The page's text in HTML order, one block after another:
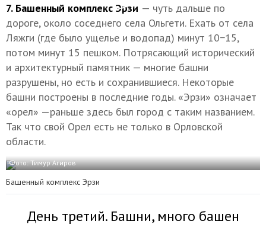
7. Башенный комплекс Эрзи — чуть дальше по
дороге, около соседнего села Ольгети. Ехать от села
Ляжги (где было ущелье и водопад) минут 10−15,
потом минут 15 пешком. Потрясающий исторический
и архитектурный памятник — многие башни
разрушены, но есть и сохранившиеся. Некоторые
башни построены в последние годы. «Эрзи» означает
«орел» —раньше здесь был город с таким названием.
Так что свой Орел есть не только в Орловской
области.
Фото: Тимур Агиров
Башенный комплекс Эрзи
День третий. Башни, много башен